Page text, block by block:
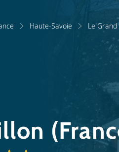
Haute-Savoie Le